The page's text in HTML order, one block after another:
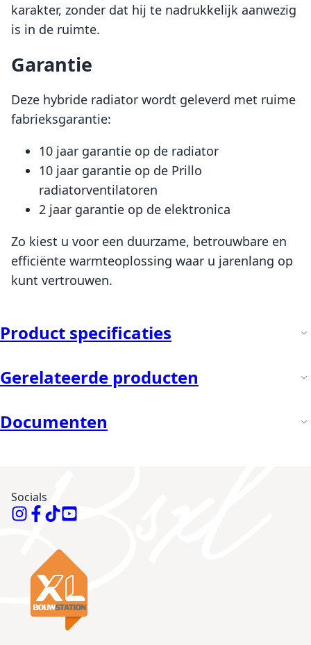
karakter, zonder dat hij te nadrukkelijk aanwezig
is in de ruimte.
Garantie
Deze hybride radiator wordt geleverd met ruime
fabrieksgarantie:
10 jaar garantie op de radiator
10 jaar garantie op de Prillo
radiatorventilatoren
2 jaar garantie op de elektronica
Zo kiest u voor een duurzame, betrouwbare en
efficiënte warmteoplossing waar u jarenlang op
kunt vertrouwen.
Product specificaties
Gerelateerde producten
Documenten
Socials